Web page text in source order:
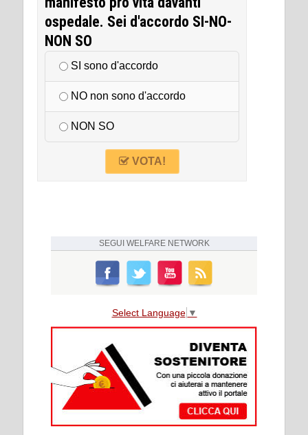
ospedale. Sei d'accordo SI-NO-
NON SO
SI sono d'accordo
NO non sono d'accordo
NON SO
VOTA!
SEGUI WELFARE NETWORK
Select Language ▼